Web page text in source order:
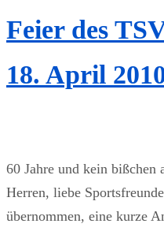
Feier des
18. April
60 Jahre und kein bißchen
Herren, liebe
übernommen, eine kurze